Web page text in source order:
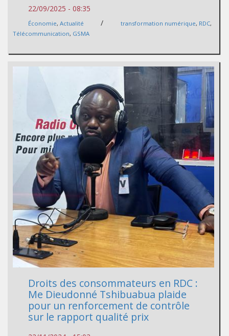
22/09/2025 - 08:35
Économie, Actualité / transformation numérique, RDC,
Télécommunication, GSMA
Droits des consommateurs en RDC :
Me Dieudonné Tshibuabua plaide
pour un renforcement de contrôle
sur le rapport qualité prix